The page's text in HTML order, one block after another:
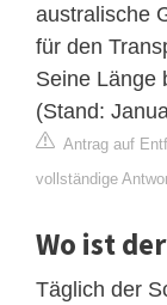
australische
für den
Seine Länge
(Stand:
Antrag auf
vollständige
Wo ist
Täglich der